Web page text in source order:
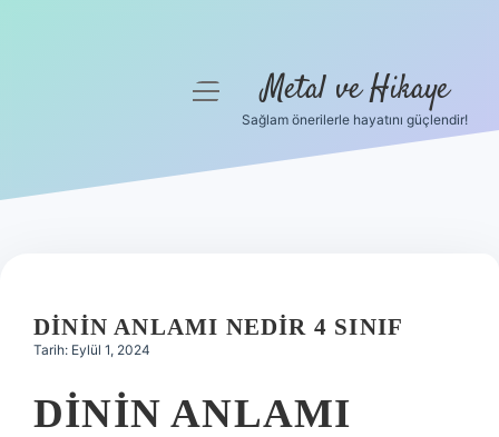
Hakkımızda
menüyüMetal ve Hikaye
Sağlam önerilerle hayatını güçlendir!
DININ ANLAMI NEDIR 4 SINIF
Tarih: Eylül 1, 2024
DININ ANLAMI